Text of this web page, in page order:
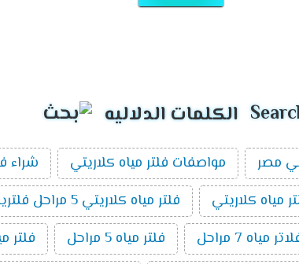
الكلمات الدلاليه
مصر مواصفات فلتر مياه كلاريتي شراء
مياه كلاريتي فلتر مياه كلاريتي 5 مراحل فلتريشن
مياه 7 مراحل فلتر مياه 5 مراحل فلتر